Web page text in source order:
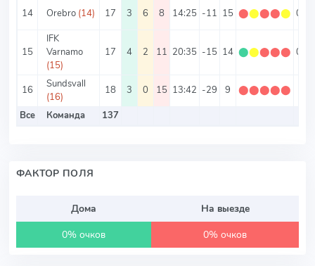
14 Orebro (14) 17 3 6 8 14:25 -11 15 ⬤⬤⬤⬤⬤ 0.88
15
IFK
Varnamo
(15)
17 4 2 11 20:35 -15 14 ⬤⬤⬤⬤⬤ 0.82
16
Sundsvall
(16)
18 3 0 15 13:42 -29 9 ⬤⬤⬤⬤⬤
Все
Команда 137
ФАКТОР ПОЛЯ
Дома
На выезде
0% очков
0% очков